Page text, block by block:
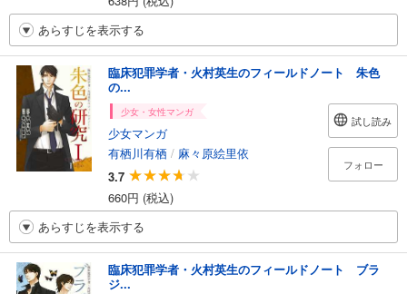
あらすじを表示する
臨床犯罪学者・火村英生のフィールドノート 朱色
の...
少女・女性マンガ
少女マンガ
有栖川有栖 / 麻々原絵里依
3.7
660円 (税込)
試し読み
フォロー
あらすじを表示する
臨床犯罪学者・火村英生のフィールドノート ブラ
ジ...